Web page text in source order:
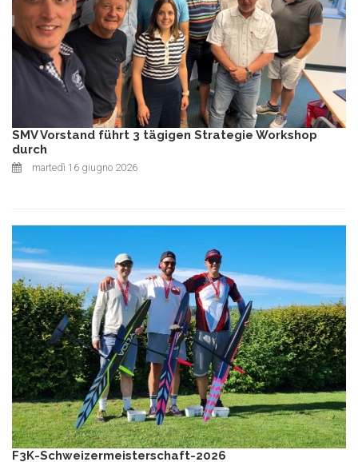
SMV Vorstand führt 3 tägigen Strategie Workshop
durch
martedì 16 giugno 2026
F3K-Schweizermeisterschaft-2026